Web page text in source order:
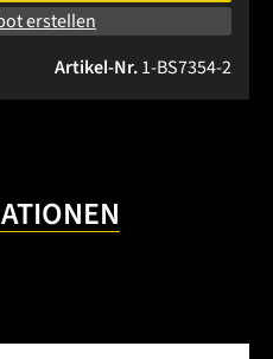
erstellen
Artikel-Nr.1-BS7354-2